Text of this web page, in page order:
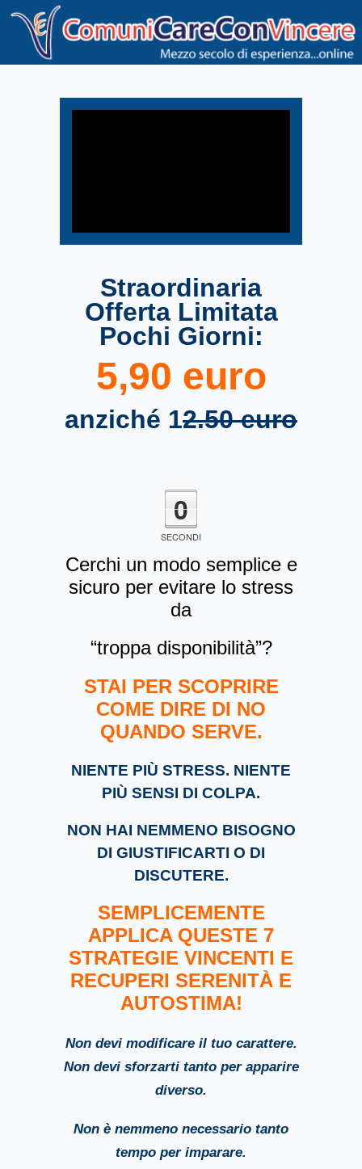
Straordinaria
Offerta Limitata
Pochi Giorni:
5,90 euro
anziché 12.50 euro
0
SECONDI
Cerchi un modo semplice e
sicuro per evitare lo stress
da
“troppa disponibilità”?
STAI PER SCOPRIRE
COME DIRE DI NO
QUANDO SERVE.
NIENTE PIÙ STRESS. NIENTE
PIÙ SENSI DI COLPA.
NON HAI NEMMENO BISOGNO
DI GIUSTIFICARTI O DI
DISCUTERE.
SEMPLICEMENTE
APPLICA QUESTE 7
STRATEGIE VINCENTI E
RECUPERI SERENITÀ E
AUTOSTIMA!
Non devi modificare il tuo carattere.
Non devi sforzarti tanto per apparire
diverso.
Non è nemmeno necessario tanto
tempo per imparare.